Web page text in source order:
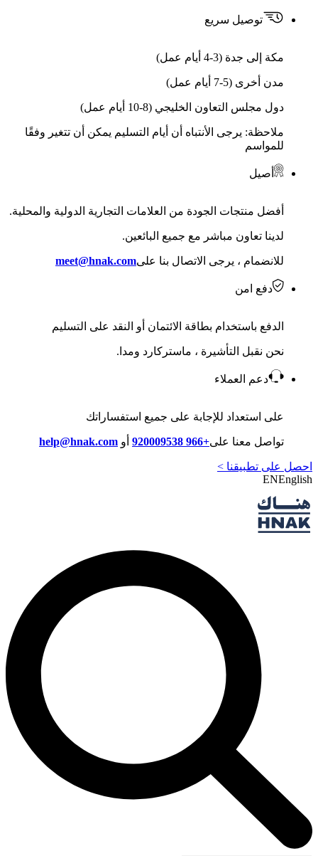
توصيل سريع
مكة إلى جدة (3-4 أيام عمل)
مدن أخرى (5-7 أيام عمل)
دول مجلس التعاون الخليجي (8-10 أيام عمل)
ملاحظة: يرجى الأنتباه أن أيام التسليم يمكن أن تتغير وفقًا
للمواسم
أصيل
أفضل منتجات الجودة من العلامات التجارية الدولية والمحلية.
لدينا تعاون مباشر مع جميع البائعين.
للانضمام ، يرجى الاتصال بنا علىmeet@hnak.com
دفع امن
الدفع باستخدام بطاقة الائتمان أو النقد على التسليم
نحن نقبل التأشيرة ، ماستركارد ومدا.
دعم العملاء
على استعداد للإجابة على جميع استفساراتك
تواصل معنا على+966 920009538 أو help@hnak.com
احصل على تطبيقنا >
ENEnglish